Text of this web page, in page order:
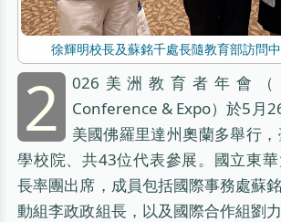
徐輝明校長及蘇銘千處長隨教育部訪問
2
026美洲教育者年會（
Conference & Expo）於5月
美國佛羅里達州奧蘭多舉行
學校院、共43位代表參展。國立東
長率團出席，成員包括國際事務處蘇
動組李政政組長，以及國際合作組劉